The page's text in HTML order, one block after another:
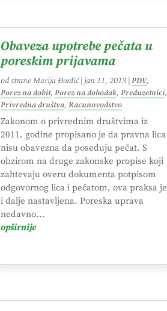
Obaveza upotrebe pečata u
poreskim prijavama
od straneMarija Đorđić| jan 11, 2013| PDV,
Porez na dobit, Porez na dohodak, Preduzetnici,
Privredna društva, Racunovodstvo
Zakonom o privrednim društvima iz
2011. godine propisano je da pravna lica
nisu obavezna da poseduju pečat. S
obzirom na druge zakonske propise koji
zahtevaju overu dokumenta potpisom
odgovornog lica i pečatom, ova praksa je
i dalje nastavljena. Poreska uprava
nedavno...
opširnije